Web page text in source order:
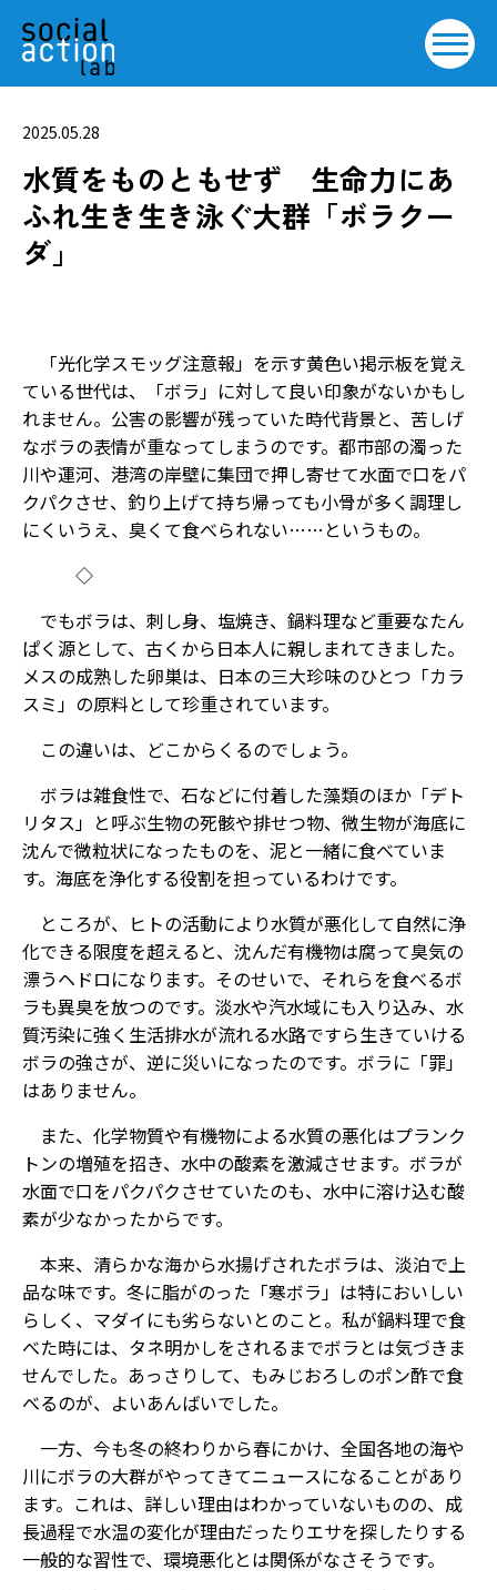
2025.05.28
水質をものともせず 生命力にあ
ふれ生き生き泳ぐ大群「ボラクー
ダ」
「光化学スモッグ注意報」を示す黄色い掲示板を覚え
ている世代は、「ボラ」に対して良い印象がないかもし
れません。公害の影響が残っていた時代背景と、苦しげ
なボラの表情が重なってしまうのです。都市部の濁った
川や運河、港湾の岸壁に集団で押し寄せて水面で口をパ
クパクさせ、釣り上げて持ち帰っても小骨が多く調理し
にくいうえ、臭くて食べられない……というもの。
◇
でもボラは、刺し身、塩焼き、鍋料理など重要なたん
ぱく源として、古くから日本人に親しまれてきました。
メスの成熟した卵巣は、日本の三大珍味のひとつ「カラ
スミ」の原料として珍重されています。
この違いは、どこからくるのでしょう。
ボラは雑食性で、石などに付着した藻類のほか「デト
リタス」と呼ぶ生物の死骸や排せつ物、微生物が海底に
沈んで微粒状になったものを、泥と一緒に食べていま
す。海底を浄化する役割を担っているわけです。
ところが、ヒトの活動により水質が悪化して自然に浄
化できる限度を超えると、沈んだ有機物は腐って臭気の
漂うヘドロになります。そのせいで、それらを食べるボ
ラも異臭を放つのです。淡水や汽水域にも入り込み、水
質汚染に強く生活排水が流れる水路ですら生きていける
ボラの強さが、逆に災いになったのです。ボラに「罪」
はありません。
また、化学物質や有機物による水質の悪化はプランク
トンの増殖を招き、水中の酸素を激減させます。ボラが
水面で口をパクパクさせていたのも、水中に溶け込む酸
素が少なかったからです。
本来、清らかな海から水揚げされたボラは、淡泊で上
品な味です。冬に脂がのった「寒ボラ」は特においしい
らしく、マダイにも劣らないとのこと。私が鍋料理で食
べた時には、タネ明かしをされるまでボラとは気づきま
せんでした。あっさりして、もみじおろしのポン酢で食
べるのが、よいあんばいでした。
一方、今も冬の終わりから春にかけ、全国各地の海や
川にボラの大群がやってきてニュースになることがあり
ます。これは、詳しい理由はわかっていないものの、成
長過程で水温の変化が理由だったりエサを探したりする
一般的な習性で、環境悪化とは関係がなさそうです。